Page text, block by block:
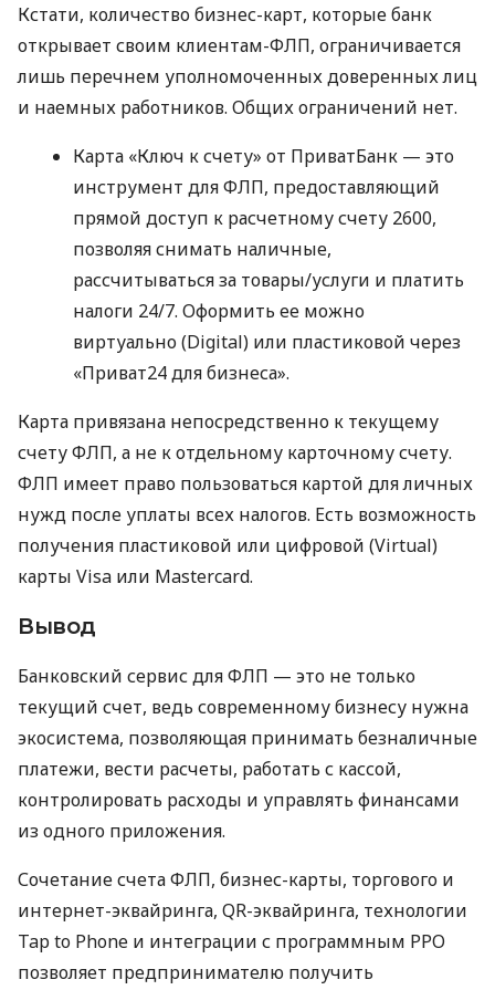
Кстати, количество бизнес-карт, которые банк
открывает своим клиентам-ФЛП, ограничивается
лишь перечнем уполномоченных доверенных лиц
и наемных работников. Общих ограничений нет.
Карта «Ключ к счету» от ПриватБанк — это
инструмент для ФЛП, предоставляющий
прямой доступ к расчетному счету 2600,
позволяя снимать наличные,
рассчитываться за товары/услуги и платить
налоги 24/7. Оформить ее можно
виртуально (Digital) или пластиковой через
«Приват24 для бизнеса».
Карта привязана непосредственно к текущему
счету ФЛП, а не к отдельному карточному счету.
ФЛП имеет право пользоваться картой для личных
нужд после уплаты всех налогов. Есть возможность
получения пластиковой или цифровой (Virtual)
карты Visa или Mastercard.
Вывод
Банковский сервис для ФЛП — это не только
текущий счет, ведь современному бизнесу нужна
экосистема, позволяющая принимать безналичные
платежи, вести расчеты, работать с кассой,
контролировать расходы и управлять финансами
из одного приложения.
Сочетание счета ФЛП, бизнес-карты, торгового и
интернет-эквайринга, QR-эквайринга, технологии
Tap to Phone и интеграции с программным РРО
позволяет предпринимателю получить